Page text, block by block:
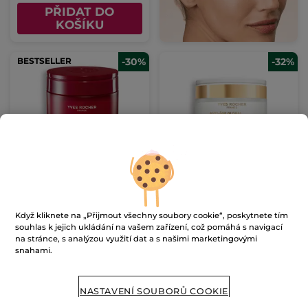
PŘIDAT DO
KOŠÍKU
BESTSELLER -30%
14533 Kč / 1l
1090.00 Kč 1550.00 Kč
KOŠÍKU
-32%
Denní revitalizační
krém proti vráskám
Kelímek
18980 Kč / 1l
949.00 Kč 1390.00 Kč
KOŠÍKU
Když kliknete na „Přijmout všechny soubory cookie“, poskytnete tím
souhlas k jejich ukládání na vašem zařízení, což pomáhá s navigací
na stránce, s analýzou využití dat a s našimi marketingovými
snahami.
NASTAVENÍ SOUBORŮ COOKIE